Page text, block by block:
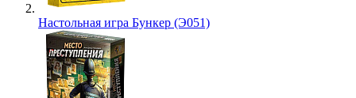
Настольная игра Бункер (Э051)